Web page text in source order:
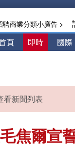
聘商業分類小廣告 >
頁 即時 國際
看新聞列表
焦爾宣